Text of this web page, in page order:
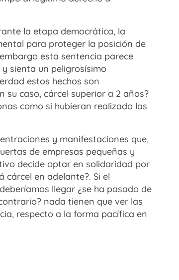
la etapa democrática, la
para proteger la posición de
esta sentencia parece
sienta un peligrosísimo
estos hechos son
su caso, cárcel superior a 2 años?
como si hubieran realizado las
y manifestaciones que,
de empresas pequeñas y
decide optar en solidaridad por
en adelante?. Si el
llegar ¿se ha pasado de
nada tienen que ver las
respecto a la forma pacífica en